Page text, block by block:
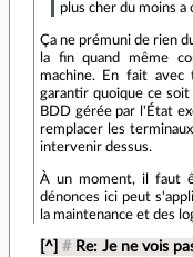
plus cher du moins a
Ça ne prémuni de rien
la fin quand même
machine. En fait
garantir quoique ce
BDD gérée par l'État
remplacer les
intervenir dessus.
À un moment, il faut
dénonces ici peut
la maintenance et des
[^] # Re: Je ne vois